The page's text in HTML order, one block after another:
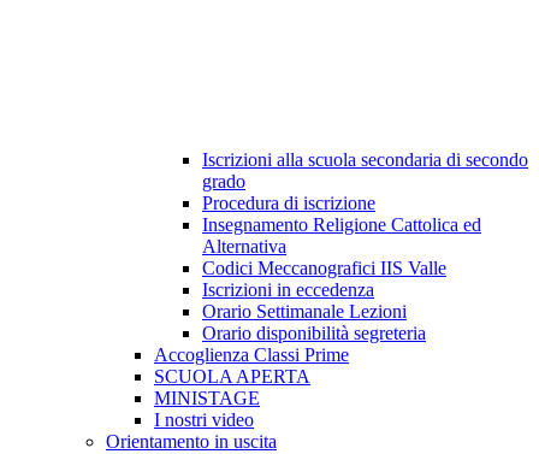
Iscrizioni alla scuola secondaria di secondo
grado
Procedura di iscrizione
Insegnamento Religione Cattolica ed
Alternativa
Codici Meccanografici IIS Valle
Iscrizioni in eccedenza
Orario Settimanale Lezioni
Orario disponibilità segreteria
Accoglienza Classi Prime
SCUOLA APERTA
MINISTAGE
I nostri video
Orientamento in uscita